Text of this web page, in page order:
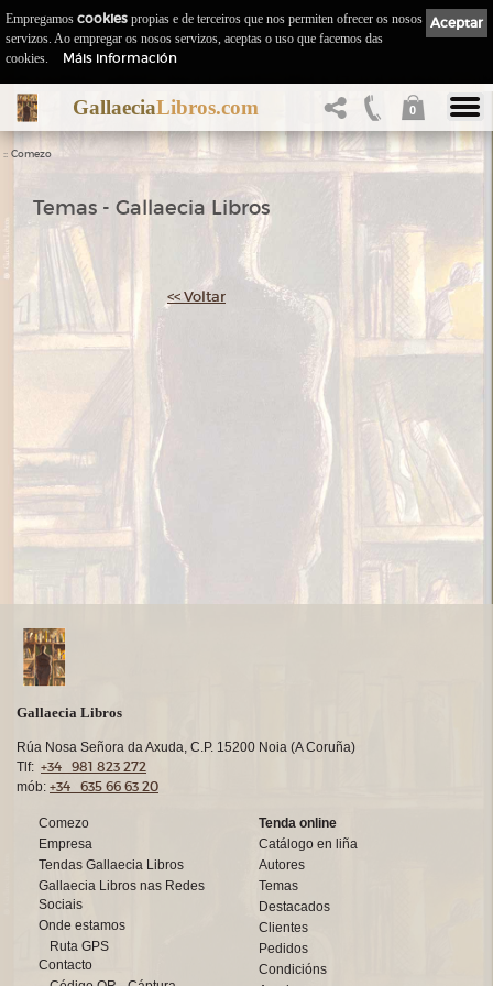
GallaeciaLibros.com 0
:: Comezo
Temas - Gallaecia Libros
<< Voltar
Gallaecia Libros
Rúa Nosa Señora da Axuda, C.P. 15200 Noia (A Coruña)
Tlf: +34 981 823 272
mób: +34 635 66 63 20
Comezo
Empresa
Tendas Gallaecia Libros
Gallaecia Libros nas Redes
Sociais
Onde estamos
Ruta GPS
Contacto
Tenda online
Catálogo en liña
Autores
Temas
Destacados
Clientes
Pedidos
Condicións
Aceptar
Empregamos cookies propias e de terceiros que nos permiten ofrecer os nosos
servizos. Ao empregar os nosos servizos, aceptas o uso que facemos das
cookies.
Máis información